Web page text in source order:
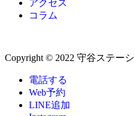
アクセス
コラム
Copyright © 2022 守谷ステー
電話する
Web予約
LINE追加